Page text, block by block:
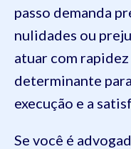
passo demanda
nulidades ou
atuar com
determinante
execução e a
Se você é